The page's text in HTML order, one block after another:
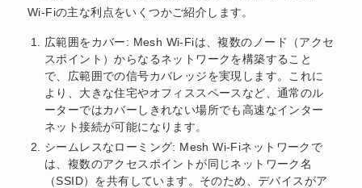
Wi-Fiの主な利点をいくつかご紹介します。
広範囲をカバー: Mesh Wi-Fiは、複数のノード（アクセ
スポイント）からなるネットワークを構築すること
で、広範囲での信号カバレッジを実現します。これに
より、大きな住宅やオフィススペースなど、通常のル
ーターではカバーしきれない場所でも高速なインター
ネット接続が可能になります。
シームレスなローミング: Mesh Wi-Fiネットワークで
は、複数のアクセスポイントが同じネットワーク名
（SSID）を共有しています。そのため、デバイスがア